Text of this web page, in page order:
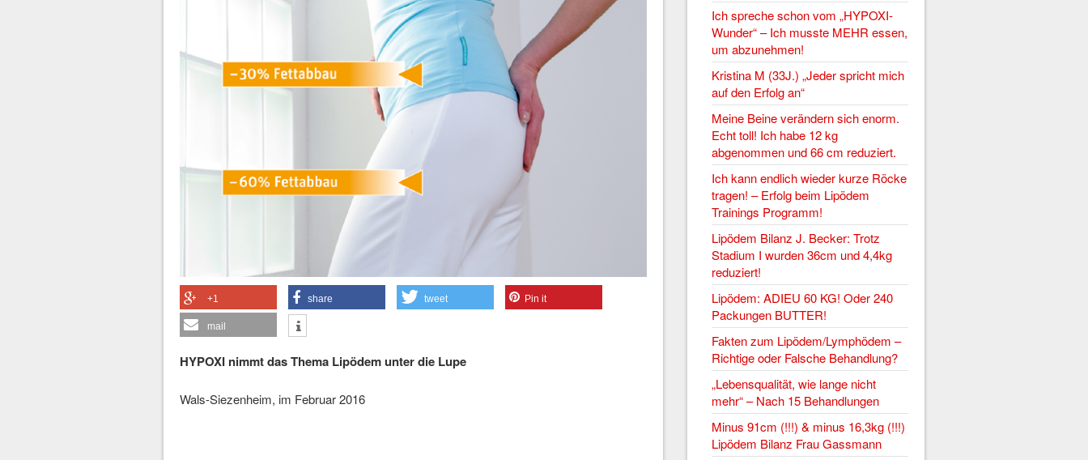
+1 share tweet Pin it
mail
HYPOXI nimmt das Thema Lipödem unter die Lupe
Wals-Siezenheim, im Februar 2016
Ich spreche schon vom „HYPOXI-
Wunder“ – Ich musste MEHR essen,
um abzunehmen!
Kristina M (33J.) „Jeder spricht mich
auf den Erfolg an“
Meine Beine verändern sich enorm.
Echt toll! Ich habe 12 kg
abgenommen und 66 cm reduziert.
Ich kann endlich wieder kurze Röcke
tragen! – Erfolg beim Lipödem
Trainings Programm!
Lipödem Bilanz J. Becker: Trotz
Stadium I wurden 36cm und 4,4kg
reduziert!
Lipödem: ADIEU 60 KG! Oder 240
Packungen BUTTER!
Fakten zum Lipödem/Lymphödem –
Richtige oder Falsche Behandlung?
„Lebensqualität, wie lange nicht
mehr“ – Nach 15 Behandlungen
Minus 91cm (!!!) & minus 16,3kg (!!!)
Lipödem Bilanz Frau Gassmann